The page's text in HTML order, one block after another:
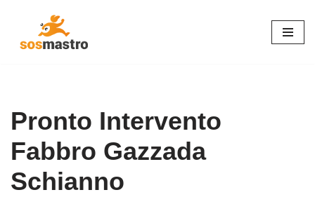
Pronto Intervento
Fabbro Gazzada
Schianno